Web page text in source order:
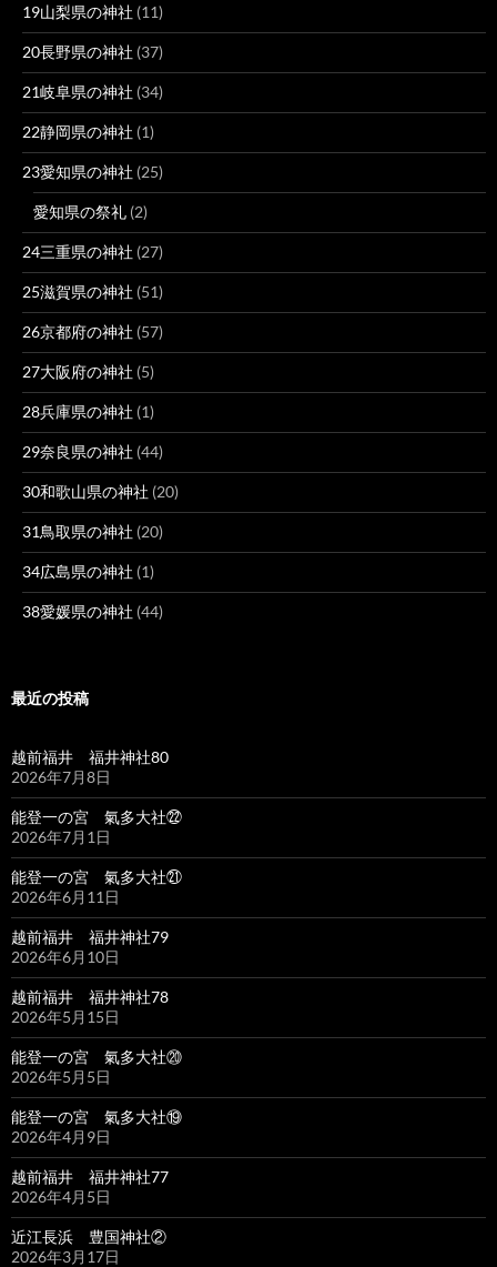
19山梨県の神社 (11)
20長野県の神社 (37)
21岐阜県の神社 (34)
22静岡県の神社 (1)
23愛知県の神社 (25)
愛知県の祭礼 (2)
24三重県の神社 (27)
25滋賀県の神社 (51)
26京都府の神社 (57)
27大阪府の神社 (5)
28兵庫県の神社 (1)
29奈良県の神社 (44)
30和歌山県の神社 (20)
31鳥取県の神社 (20)
34広島県の神社 (1)
38愛媛県の神社 (44)
最近の投稿
越前福井 福井神社80
2026年7月8日
能登一の宮 氣多大社㉒
2026年7月1日
能登一の宮 氣多大社㉑
2026年6月11日
越前福井 福井神社79
2026年6月10日
越前福井 福井神社78
2026年5月15日
能登一の宮 氣多大社⑳
2026年5月5日
能登一の宮 氣多大社⑲
2026年4月9日
越前福井 福井神社77
2026年4月5日
近江長浜 豊国神社②
2026年3月17日